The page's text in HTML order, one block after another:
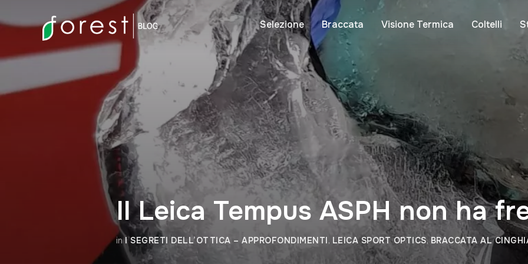
Selezione Braccata Visione Termica Coltelli
Il Leica Tempus ASPH non ha
inI SEGRETI DELL’OTTICA – APPROFONDIMENTI, LEICA SPORT OPTICS, BRACCATA AL